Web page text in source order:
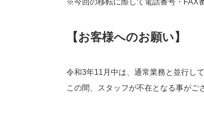
【お客様へのお願い】
令和3年11月中は、通常業務と並行し
この間、スタッフが不在となる事がご